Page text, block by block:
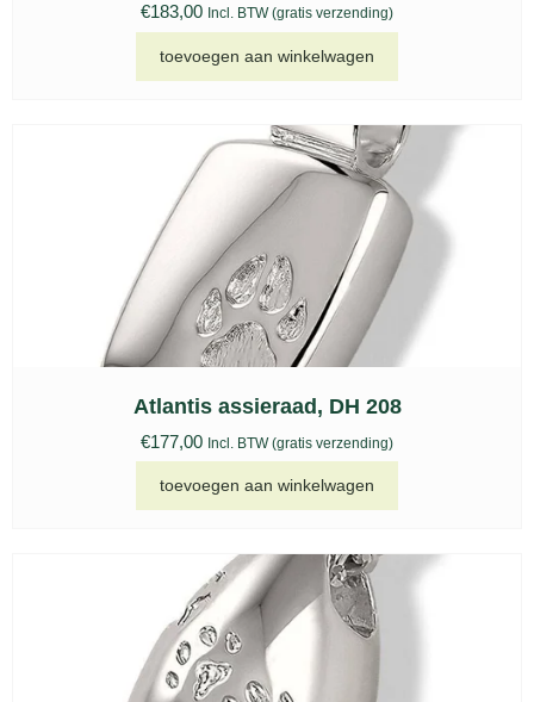
€183,00 Incl. BTW (gratis verzending)
toevoegen aan winkelwagen
Atlantis assieraad, DH 208
€177,00 Incl. BTW (gratis verzending)
toevoegen aan winkelwagen